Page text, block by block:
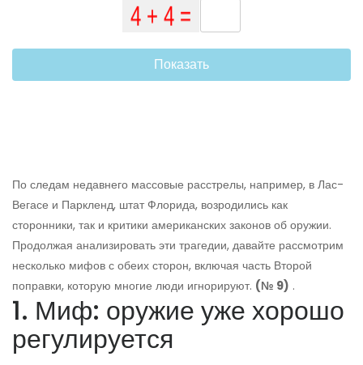
Показать
По следам недавнего массовые расстрелы, например, в Лас-
Вегасе и Паркленд, штат Флорида, возродились как
сторонники, так и критики американских законов об оружии.
Продолжая анализировать эти трагедии, давайте рассмотрим
несколько мифов с обеих сторон, включая часть Второй
поправки, которую многие люди игнорируют. (№ 9) .
1. Миф: оружие уже хорошо
регулируется